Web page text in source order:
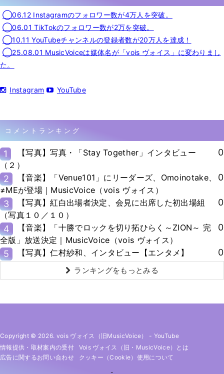
◯06.12 Instagramのフォロワー数が4万人を突破。
◯06.01 TikTokのフォロワー数が2万を突破。
◯10.11 YouTubeチャンネルの登録者数が20万人を達成！
◯25.08.01 MusicVoiceは媒体名が「vois ヴォイス」に変わりまし
た。
Instagram YouTube
コメントランキング
1
【写真】写真・「Stay Together」インタビュー
（２）
0
2
【音楽】「Venue101」にリーダーズ、Omoinotake、
≠MEが登場｜MusicVoice（vois ヴォイス）
0
3
【写真】紅白出場者決定、会見に出席した初出場組
（写真１０／１０）
0
4
【音楽】「十勝でロックを切り拓ひらく～ZION～ 完
全版」放送決定｜MusicVoice（vois ヴォイス）
0
5 【写真】仁村紗和、インタビュー【エンタメ】 0
ランキングをもっとみる
Copyright © 2026. vois ヴォイス（旧MusicVoice） - YouTube
情報提供・取材案内の受付
Vois ヴォイス（旧・MusicVoice）とは
広告に関するお問い合わせ
クッキー（cookie）使用について
-